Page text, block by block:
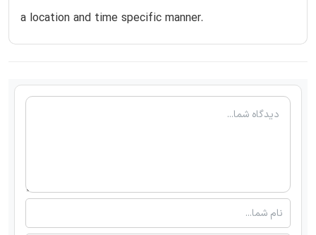
a location and time specific manner.